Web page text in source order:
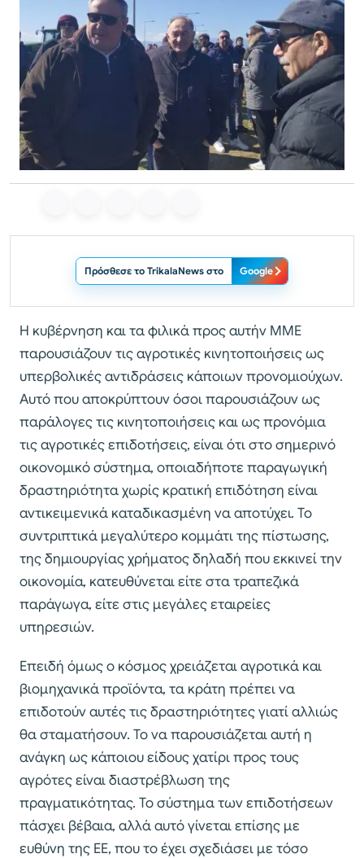
Πρόσθεσε το TrikalaNews στο Google
Η κυβέρνηση και τα φιλικά προς αυτήν ΜΜΕ
παρουσιάζουν τις αγροτικές κινητοποιήσεις ως
υπερβολικές αντιδράσεις κάποιων προνομιούχων.
Αυτό που αποκρύπτουν όσοι παρουσιάζουν ως
παράλογες τις κινητοποιήσεις και ως προνόμια
τις αγροτικές επιδοτήσεις, είναι ότι στο σημερινό
οικονομικό σύστημα, οποιαδήποτε παραγωγική
δραστηριότητα χωρίς κρατική επιδότηση είναι
αντικειμενικά καταδικασμένη να αποτύχει. Το
συντριπτικά μεγαλύτερο κομμάτι της πίστωσης,
της δημιουργίας χρήματος δηλαδή που εκκινεί την
οικονομία, κατευθύνεται είτε στα τραπεζικά
παράγωγα, είτε στις μεγάλες εταιρείες
υπηρεσιών.
Επειδή όμως ο κόσμος χρειάζεται αγροτικά και
βιομηχανικά προϊόντα, τα κράτη πρέπει να
επιδοτούν αυτές τις δραστηριότητες γιατί αλλιώς
θα σταματήσουν. Το να παρουσιάζεται αυτή η
ανάγκη ως κάποιου είδους χατίρι προς τους
αγρότες είναι διαστρέβλωση της
πραγματικότητας. Το σύστημα των επιδοτήσεων
πάσχει βέβαια, αλλά αυτό γίνεται επίσης με
ευθύνη της ΕΕ, που το έχει σχεδιάσει με τόσο